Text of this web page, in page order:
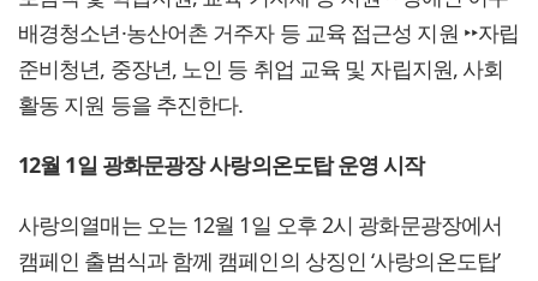
배경청소년·농산어촌 거주자 등 교육 접근성 지원 ‣‣자립
준비청년, 중장년, 노인 등 취업 교육 및 자립지원, 사회
활동 지원 등을 추진한다.
12월 1일 광화문광장 사랑의온도탑 운영 시작
사랑의열매는 오는 12월 1일 오후 2시 광화문광장에서
캠페인 출범식과 함께 캠페인의 상징인 ‘사랑의온도탑’